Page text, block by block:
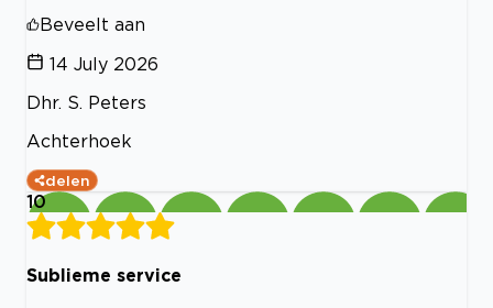
Beveelt aan
14 July 2026
Dhr. S. Peters
Achterhoek
delen
10
Sublieme service